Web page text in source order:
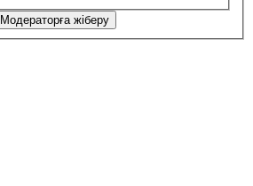
Модераторға жіберу